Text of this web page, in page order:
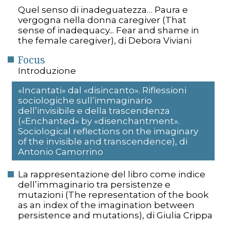
Quel senso di inadeguatezza… Paura e
vergogna nella donna caregiver (That
sense of inadequacy... Fear and shame in
the female caregiver), di Debora Viviani
Focus
Introduzione
«Incantati» dal «disincanto». Riflessioni
sociologiche sull’immaginario
dell’invisibile e della trascendenza
(«Enchanted» by «disenchantment».
Sociological reflections on the imaginary
of the invisible and transcendence), di
Antonio Camorrino
La rappresentazione del libro come indice
dell’immaginario tra persistenze e
mutazioni (The representation of the book
as an index of the imagination between
persistence and mutations), di Giulia Crippa